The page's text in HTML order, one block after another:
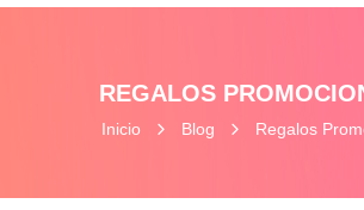
REGALOS
Inicio Blog Regalos